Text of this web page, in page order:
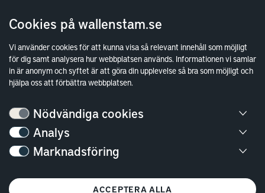
Cookies på wallenstam.se
Vi använder cookies för att kunna visa så relevant innehåll som möjligt
för dig samt analysera hur webbplatsen används. Informationen vi samlar
in är anonym och syftet är att göra din upplevelse så bra som möjligt och
hjälpa oss att förbättra webbplatsen.
Nödvändiga cookies
Analys
Marknadsföring
ACCEPTERA ALLA
Finansiella rapporter
Sök fakturamottagare
Våra fastigheter
Hållbarhet
Kundservice